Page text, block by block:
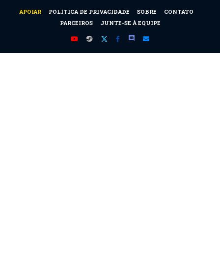
APOIAR POLÍTICA DE PRIVACIDADE SOBRE
CONTATO
PARCEIROS
JUNTE-SE À EQUIPE